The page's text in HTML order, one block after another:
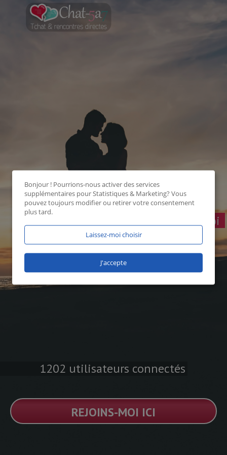
Connecte-toi
1202 utilisateurs connectés
REJOINS-MOI ICI
Bonjour ! Pourrions-nous activer des services
supplémentaires pourStatistiques & Marketing? Vous
pouvez toujours modifier ou retirer votre consentement
plus tard.
Laissez-moi choisir
J'accepte